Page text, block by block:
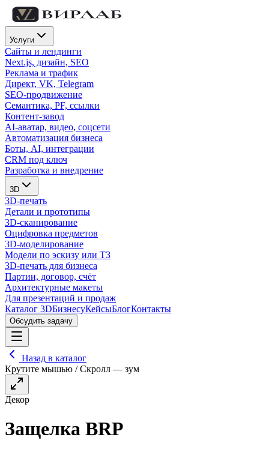
Услуги
Сайты и лендинги
Next.js, дизайн, SEO
Реклама и трафик
Директ, VK, Telegram
SEO-продвижение
Семантика, PF, ссылки
Контент-завод
AI-аватар, видео, соцсети
Автоматизация бизнеса
Боты, AI, интеграции
CRM под ключ
Разработка и внедрение
3D
3D-печать
Детали и прототипы
3D-сканирование
Оцифровка предметов
3D-моделирование
Модели по эскизу или ТЗ
3D-печать для бизнеса
Партии, договор, счёт
Архитектурные макеты
Для презентаций и продаж
Каталог 3DБизнесуКейсыБлогКонтакты
Обсудить задачу
Назад в каталог
Крутите мышью / Скролл — зум
Декор
Защелка BRP